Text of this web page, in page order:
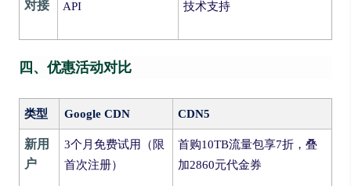
对接 API 技术支持
四、优惠活动对比
类型 Google CDN CDN5
新用
户
3个月免费试用（限
首次注册）
首购10TB流量包享7折，叠
加2860元代金券